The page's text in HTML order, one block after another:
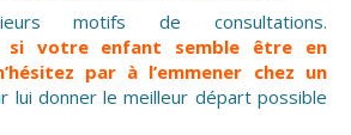
motifs de consultations.
si votre enfant semble être en
par à l’emmener chez un
lui donner le meilleur départ possible